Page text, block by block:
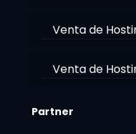
Venta de
Venta de
Partner